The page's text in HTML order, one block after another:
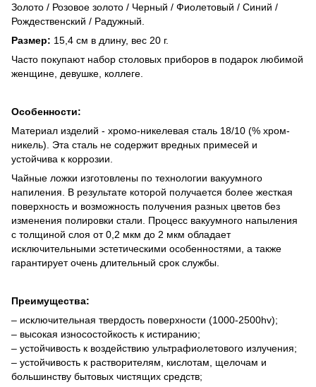
Золото / Розовое золото / Черный / Фиолетовый / Синий /
Рождественский / Радужный.
Размер: 15,4 см в длину, вес 20 г.
Часто покупают набор столовых приборов в подарок любимой
женщине, девушке, коллеге.
Особенности:
Материал изделий - хромо-никелевая сталь 18/10 (% хром-
никель). Эта сталь не содержит вредных примесей и
устойчива к коррозии.
Чайные ложки изготовлены по технологии вакуумного
напиления. В результате которой получается более жесткая
поверхность и возможность получения разных цветов без
изменения полировки стали. Процесс вакуумного напыления
с толщиной слоя от 0,2 мкм до 2 мкм обладает
исключительными эстетическими особенностями, а также
гарантирует очень длительный срок службы.
Преимущества:
– исключительная твердость поверхности (1000-2500hv);
– высокая износостойкость к истиранию;
– устойчивость к воздействию ультрафиолетового излучения;
– устойчивость к растворителям, кислотам, щелочам и
большинству бытовых чистящих средств;